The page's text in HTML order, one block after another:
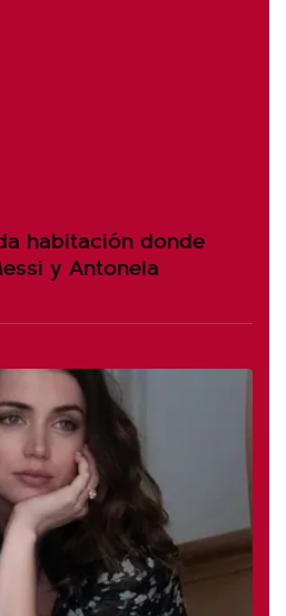
habitación donde
y Antonela